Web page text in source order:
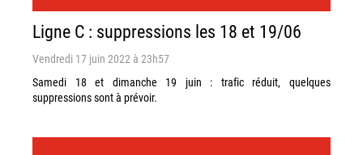
Ligne C : suppressions les 18 et 19/06
Vendredi 17 juin 2022 à 23h57
Samedi 18 et dimanche 19 juin : trafic réduit, quelques
suppressions sont à prévoir.